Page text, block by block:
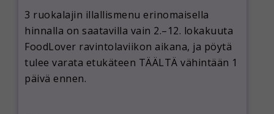
3 ruokalajin illallismenu erinomaisella
hinnalla on saatavilla vain 2.–12. lokakuuta
FoodLover ravintolaviikon aikana, ja pöytä
tulee varata etukäteen TÄÄLTÄ vähintään 1
päivä ennen.